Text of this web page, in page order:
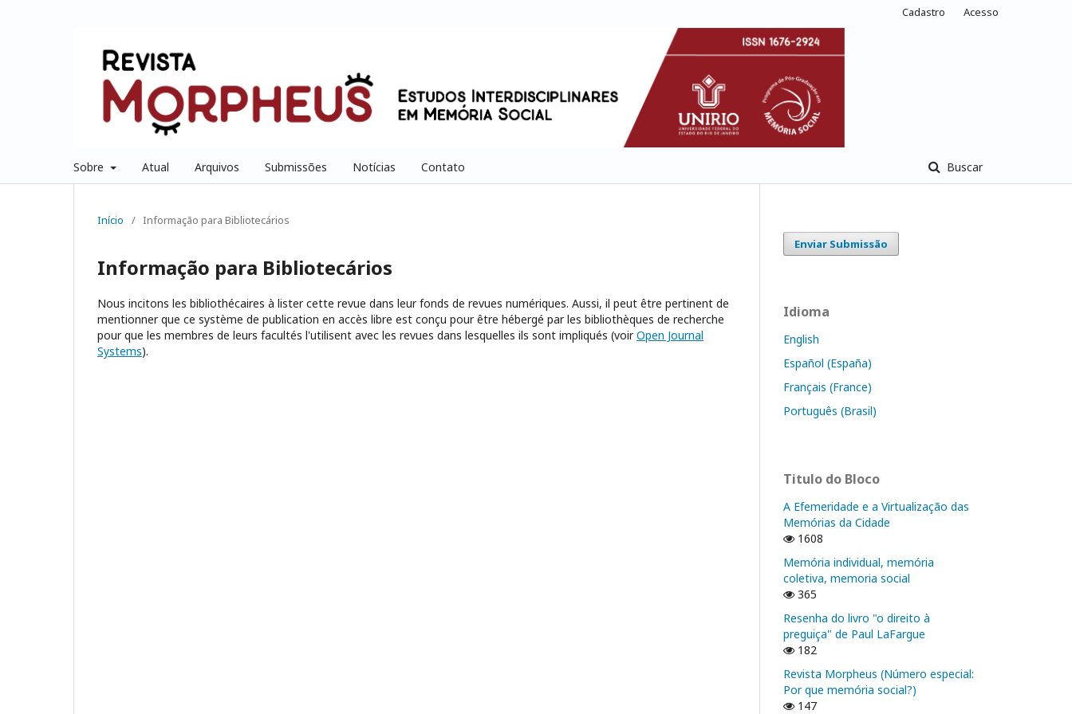
Sobre Atual Arquivos Submissões Notícias Contato Buscar
Cadastro Acesso
Início / Informação para Bibliotecários
Informação para Bibliotecários
Nous incitons les bibliothécaires à lister cette revue dans leur fonds de revues numériques. Aussi, il peut être pertinent de
mentionner que ce système de publication en accès libre est conçu pour être hébergé par les bibliothèques de recherche
pour que les membres de leurs facultés l'utilisent avec les revues dans lesquelles ils sont impliqués (voirOpen Journal
Systems).
Enviar Submissão
Idioma
English
Español (España)
Français (France)
Português (Brasil)
Titulo do Bloco
A Efemeridade e a Virtualização das
Memórias da Cidade
1608
Memória individual, memória
coletiva, memoria social
365
Resenha do livro "o direito à
preguiça" de Paul LaFargue
182
Revista Morpheus (Número especial:
Por que memória social?)
147